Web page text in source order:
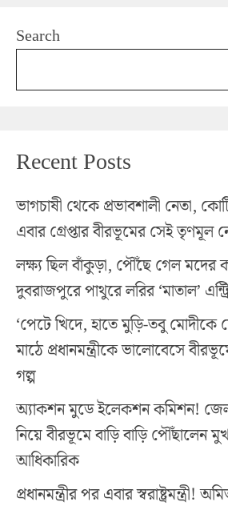
Search
Recent Posts
ভাগচাষী থেকে প্রভাবশালী নেতা,
এবার গ্রেপ্তার বীরভূমের সেই তৃণমূল
লক্ষ্য ছিল বাঁকুড়া, পৌঁছে গেল মদের
দুবরাজপুরে পাথুরে লরির ‘মাতাল’
‘পেটে খিদে, হাতে মুড়ি-তবু মোদীকে
মাঠে প্রধানমন্ত্রীকে ভালোবেসে
গল্প
অ্যাকশন মুডে ইলেকশন কমিশন!
নিয়ে বীরভূমে বাড়ি বাড়ি পৌঁছালেন মুখ্য
আধিকারিক
প্রধানমন্ত্রীর পর এবার স্বরাষ্ট্রমন্ত্রী!